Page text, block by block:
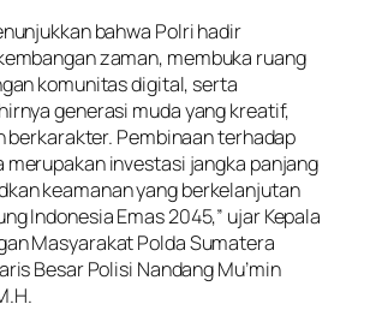
bahwa Polri hadir
zaman, membuka ruang
komunitas digital, serta
generasi muda yang kreatif,
berkarakter. Pembinaan terhadap
merupakan investasi jangka panjang
keamanan yang berkelanjutan
Indonesia Emas 2045,” ujar Kepala
Masyarakat Polda Sumatera
Besar Polisi Nandang Mu’min